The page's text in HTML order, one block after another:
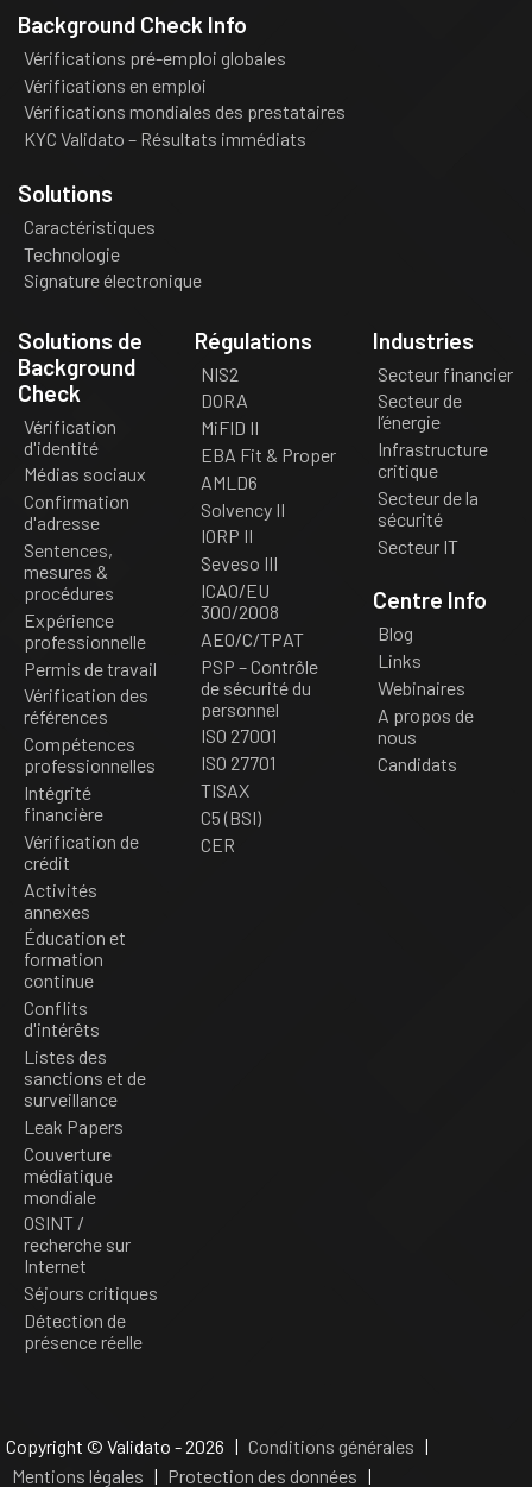
Background Check Info
Vérifications pré-emploi globales
Vérifications en emploi
Vérifications mondiales des prestataires
KYC Validato – Résultats immédiats
Solutions
Caractéristiques
Technologie
Signature électronique
Solutions de
Background
Check
Vérification
d'identité
Médias sociaux
Confirmation
d'adresse
Sentences,
mesures &
procédures
Expérience
professionnelle
Permis de travail
Vérification des
références
Compétences
professionnelles
Intégrité
financière
Vérification de
crédit
Activités
annexes
Éducation et
formation
continue
Conflits
d'intérêts
Listes des
sanctions et de
surveillance
Leak Papers
Couverture
médiatique
mondiale
OSINT /
recherche sur
Internet
Séjours critiques
Détection de
présence réelle
Régulations
NIS2
DORA
MiFID II
EBA Fit & Proper
AMLD6
Solvency II
IORP II
Seveso III
ICAO/EU
300/2008
AEO/C/TPAT
PSP – Contrôle
de sécurité du
personnel
ISO 27001
ISO 27701
TISAX
C5 (BSI)
CER
Industries
Secteur financier
Secteur de
l’énergie
Infrastructure
critique
Secteur de la
sécurité
Secteur IT
Centre Info
Blog
Links
Webinaires
A propos de
nous
Candidats
Copyright © Validato - 2026 | Conditions générales |
Mentions légales | Protection des données |